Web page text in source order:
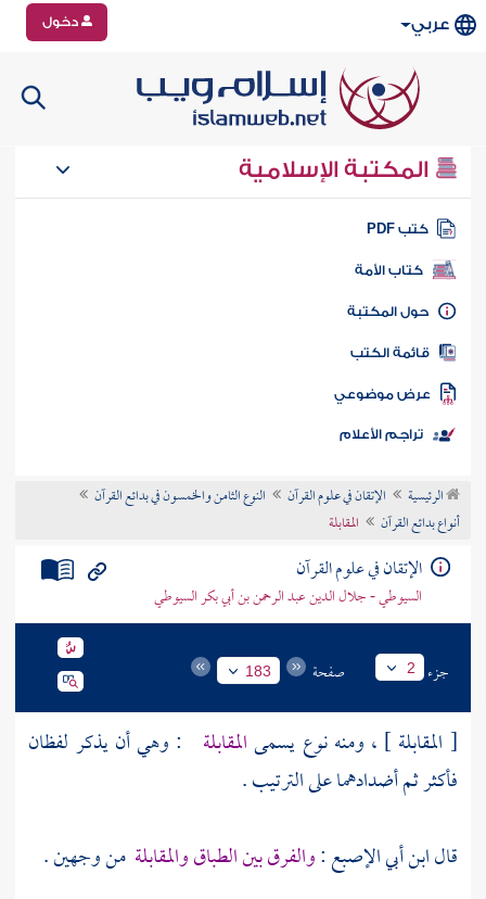
عربي دخول
المكتبة الإسلامية
كتب PDF
كتاب الأمة
المكتبة
الكتب
موضوعي
تراجم الأعلام
الرئيسية الإتقان في علوم القرآن
النوع الثامن والخمسون في بدائع القرآن
أنواع بدائع القرآن
المقابلة
الإتقان في علوم القرآن
السيوطي - جلال الدين عبد الرحمن بن أبي بكر السيوطي
جزء 2 صفحة 183
[ المقابلة ] ، ومنه نوع يسمىالمقابلة : وهي أن يذكر لفظان
فأكثر ثم أضدادهما على الترتيب .
قالابن أبي الإصبع:والفرق بين الطباق والمقابلة من وجهين .